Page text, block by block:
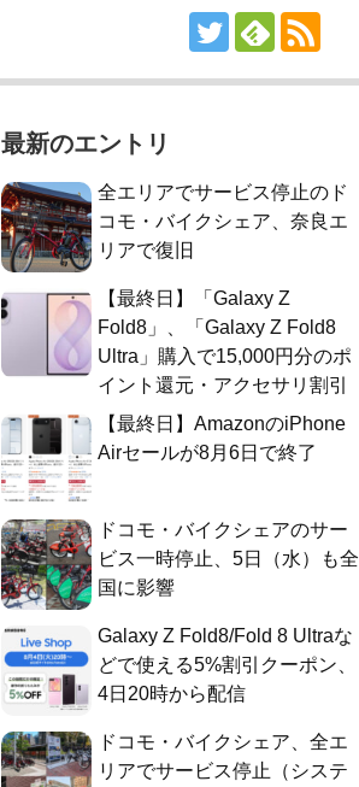
最新のエントリ
全エリアでサービス停止のド
コモ・バイクシェア、奈良エ
リアで復旧
【最終日】「Galaxy Z
Fold8」、「Galaxy Z Fold8
Ultra」購入で15,000円分のポ
イント還元・アクセサリ割引
【最終日】AmazonのiPhone
Airセールが8月6日で終了
ドコモ・バイクシェアのサー
ビス一時停止、5日（水）も全
国に影響
Galaxy Z Fold8/Fold 8 Ultraな
どで使える5%割引クーポン、
4日20時から配信
ドコモ・バイクシェア、全エ
リアでサービス停止（システ